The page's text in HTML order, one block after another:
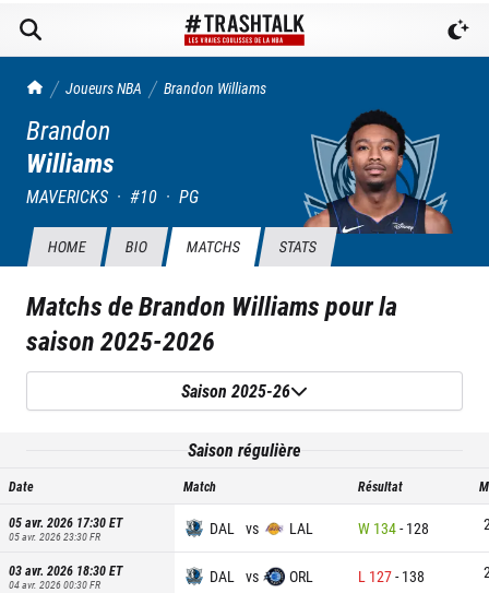
TrashTalk Actu NBA
Joueurs NBA Brandon Williams
Brandon
Williams
MAVERICKS · #10 · PG
HOME BIO MATCHS STATS
Matchs deBrandon Williamspour la
saison2025-2026
Saison 2025-26
Saison régulière
Date Match Résultat
05 avr. 2026 17:30ET
05 avr. 2026 23:30FR DAL vs LAL W 134- 128
03 avr. 2026 18:30ET
04 avr. 2026 00:30FR DAL vs ORL L 127- 138